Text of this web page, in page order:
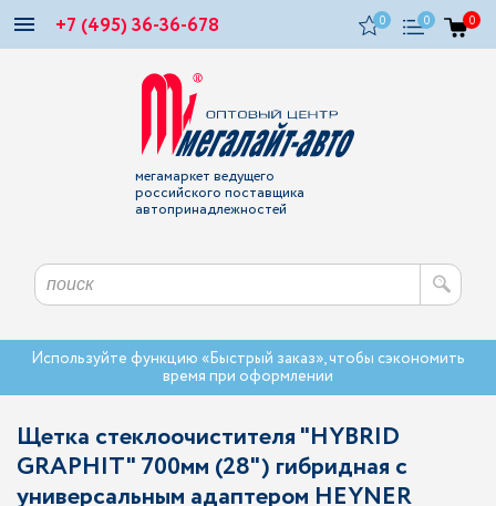
+7 (495) 36-36-678 0 0 0
мегамаркет ведущего
российского поставщика
автопринадлежностей
Используйте функцию «Быстрый заказ», чтобы сэкономить
время при оформлении
Щетка стеклоочистителя "HYBRID
GRAPHIT" 700мм (28") гибридная с
универсальным адаптером HEYNER